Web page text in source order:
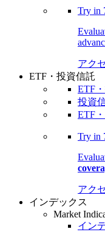
Try in
アク
ETF・投資信託
ETF
投資
ETF
Try in
アク
インデックス
Market
イン